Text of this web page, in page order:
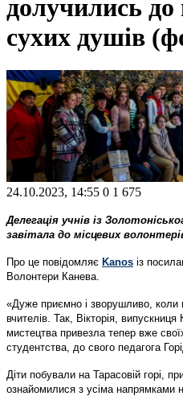
долучились до
сухих душів
24.10.2023, 14:55 0 1 675
Делегація учнів із
завітала до місцевих
Про це повідомляє Kanos із
Волонтери Канева.
«Дуже приємно і зворушливо, коли
вчителів. Так, Вікторія,
мистецтва привезла тепер вже
студентства, до свого педагога
Діти побували на Тарасовій горі,
ознайомилися з усіма напрямками